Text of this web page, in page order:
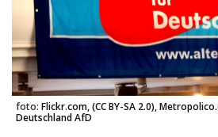
foto: Flickr.com, (CC BY-SA 2.0),
Deutschland AfD